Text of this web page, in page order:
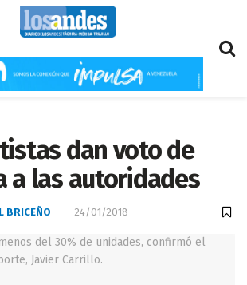
dan voto de
a las autoridades
BRICEÑO 24/01/2018